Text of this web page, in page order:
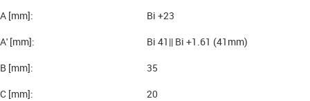
A [mm]:
Bi +23
A' [mm]:
Bi 41|| Bi +1.61 (41mm)
B [mm]:
35
C [mm]:
20